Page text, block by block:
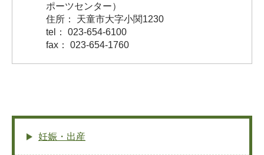
ポーツセンター）
住所： 天童市大字小関1230
tel： 023-654-6100
fax： 023-654-1760
妊娠・出産